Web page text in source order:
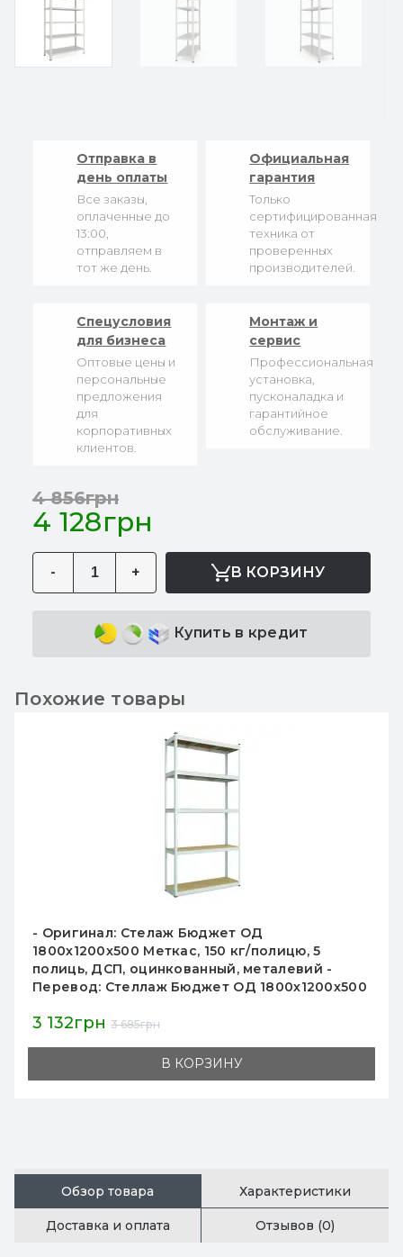
Отправка в
день оплаты
Все заказы,
оплаченные до
13:00,
отправляем в
тот же день.
Официальная
гарантия
Только
сертифицированная
техника от
проверенных
производителей.
Спецусловия
для бизнеса
Оптовые цены и
персональные
предложения
для
корпоративных
клиентов.
Монтаж и
сервис
Профессиональная
установка,
пусконаладка и
гарантийное
обслуживание.
4 128грн
4 856грн
- + В КОРЗИНУ
Купить в кредит
Похожие товары
- Оригинал: Стелаж Бюджет ОД
1800х1200х500 Меткас, 150 кг/полицю, 5
полиць, ДСП, оцинкованный, металевий -
Перевод: Стеллаж Бюджет ОД 1800х1200х500
оцинкованный, металлический
3 132грн 3 685грн
В КОРЗИНУ
Обзор товара Характеристики
Доставка и оплата Отзывов (0)